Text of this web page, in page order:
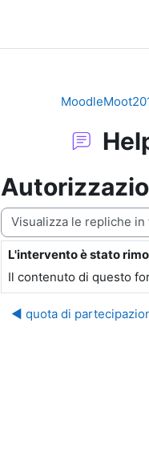
Modalità visualizzazione
L'intervento è stato
Numero di risposte: 0
Il contenuto di questo
◀︎ quota di